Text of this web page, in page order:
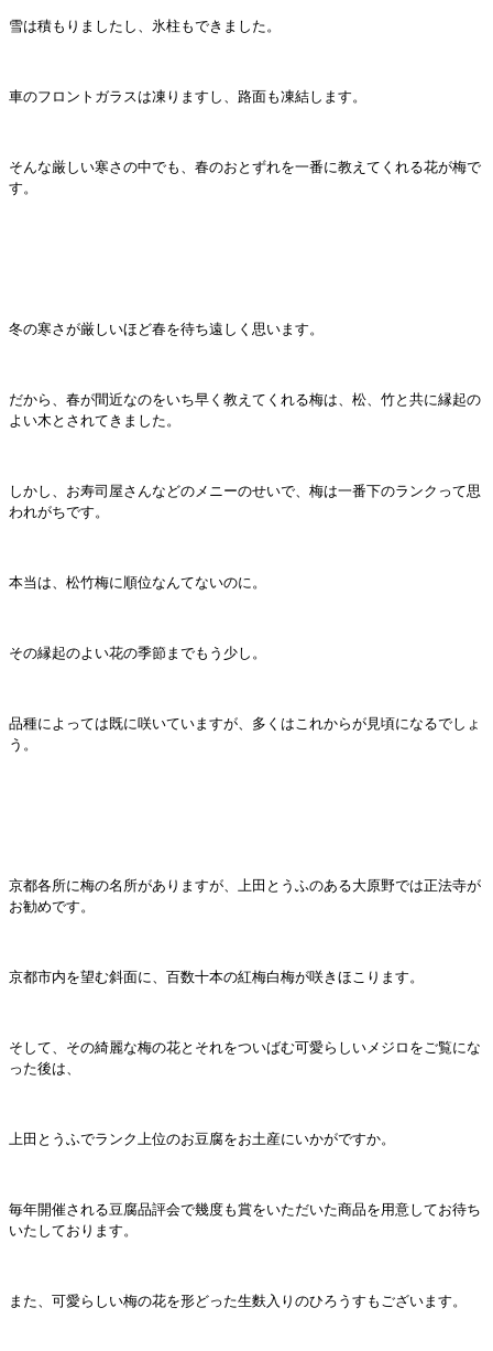
雪は積もりましたし、氷柱もできました。
車のフロントガラスは凍りますし、路面も凍結します。
そんな厳しい寒さの中でも、春のおとずれを一番に教えてくれる花が梅で
す。
冬の寒さが厳しいほど春を待ち遠しく思います。
だから、春が間近なのをいち早く教えてくれる梅は、松、竹と共に縁起の
よい木とされてきました。
しかし、お寿司屋さんなどのメニーのせいで、梅は一番下のランクって思
われがちです。
本当は、松竹梅に順位なんてないのに。
その縁起のよい花の季節までもう少し。
品種によっては既に咲いていますが、多くはこれからが見頃になるでしょ
う。
京都各所に梅の名所がありますが、上田とうふのある大原野では正法寺が
お勧めです。
京都市内を望む斜面に、百数十本の紅梅白梅が咲きほこります。
そして、その綺麗な梅の花とそれをついばむ可愛らしいメジロをご覧にな
った後は、
上田とうふでランク上位のお豆腐をお土産にいかがですか。
毎年開催される豆腐品評会で幾度も賞をいただいた商品を用意してお待ち
いたしております。
また、可愛らしい梅の花を形どった生麩入りのひろうすもございます。